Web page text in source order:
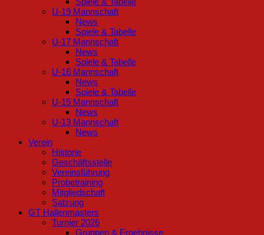
U-19 Mannschaft
News
Spiele & Tabelle
U-17 Mannschaft
News
Spiele & Tabelle
U-16 Mannschaft
News
Spiele & Tabelle
U-15 Mannschaft
News
U-13 Mannschaft
News
Verein
Historie
Geschäftsstelle
Vereinsführung
Probetraining
Mitgliedschaft
Satzung
GT Hallenmasters
Turnier 2026
Gruppen & Ergebnisse